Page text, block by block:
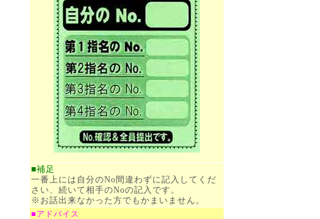
■補足
一番上には自分のNo間違わずに記入してくだ
さい、続いて相手のNoの記入です。
※お話出来なかった方でもかまいません。
■アドバイス